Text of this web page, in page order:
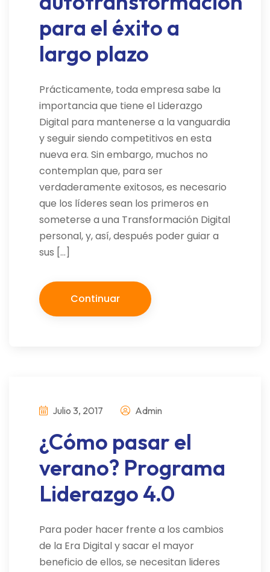
para el éxito a
largo plazo
Prácticamente, toda empresa sabe la
importancia que tiene el Liderazgo
Digital para mantenerse a la vanguardia
y seguir siendo competitivos en esta
nueva era. Sin embargo, muchos no
contemplan que, para ser
verdaderamente exitosos, es necesario
que los líderes sean los primeros en
someterse a una Transformación Digital
personal, y, así, después poder guiar a
sus […]
Continuar
Julio 3, 2017 Admin
¿Cómo pasar el
verano? Programa
Liderazgo 4.0
Para poder hacer frente a los cambios
de la Era Digital y sacar el mayor
beneficio de ellos, se necesitan lideres